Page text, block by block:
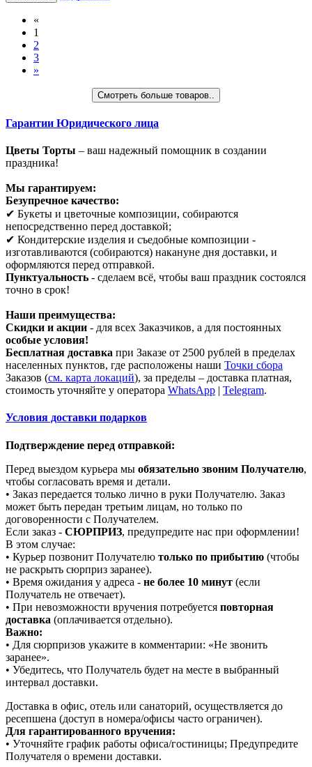
«
1
2
3
»
Смотреть больше товаров..
Гарантии Юридического лица
Цветы Торты – ваш надежный помощник в создании
праздника!
Мы гарантируем:
Безупречное качество:
✔ Букеты и цветочные композиции, собираются
непосредственно перед доставкой;
✔ Кондитерские изделия и съедобные композиции -
изготавливаются (собираются) накануне дня доставки, и
оформляются перед отправкой.
Пунктуальность - сделаем всё, чтобы ваш праздник состоялся
точно в срок!
Наши преимущества:
Скидки и акции - для всех Заказчиков, а для постоянных
особые условия!
Бесплатная доставка при Заказе от 2500 рублей в пределах
населенных пунктов, где расположены наши Точки сбора
Заказов (см. карта локаций), за пределы – доставка платная,
стоимость уточняйте у оператора WhatsApp | Telegram.
Условия доставки подарков
Подтверждение перед отправкой:
Перед выездом курьера мы обязательно звоним Получателю,
чтобы согласовать время и детали.
• Заказ передается только лично в руки Получателю. Заказ
может быть передан третьим лицам, но только по
договоренности с Получателем.
Если заказ - СЮРПРИЗ, предупредите нас при оформлении!
В этом случае:
• Курьер позвонит Получателю только по прибытию (чтобы
не раскрыть сюрприз заранее).
• Время ожидания у адреса - не более 10 минут (если
Получатель не отвечает).
• При невозможности вручения потребуется повторная
доставка (оплачивается отдельно).
Важно:
• Для сюрпризов укажите в комментарии: «Не звонить
заранее».
• Убедитесь, что Получатель будет на месте в выбранный
интервал доставки.
Доставка в офис, отель или санаторий, осуществляется до
ресепшена (доступ в номера/офисы часто ограничен).
Для гарантированного вручения:
• Уточняйте график работы офиса/гостиницы; Предупредите
Получателя о времени доставки.